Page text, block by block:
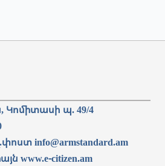
Կոմիտասի պ. 49/4
info@armstandard.am
www.e-citizen.am